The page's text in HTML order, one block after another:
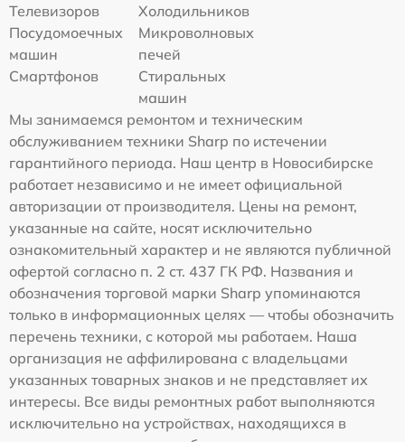
Телевизоров
Холодильников
Посудомоечных
машин
Микроволновых
печей
Смартфонов
Стиральных
машин
Мы занимаемся ремонтом и техническим
обслуживанием техники Sharp по истечении
гарантийного периода. Наш центр в Новосибирске
работает независимо и не имеет официальной
авторизации от производителя. Цены на ремонт,
указанные на сайте, носят исключительно
ознакомительный характер и не являются публичной
офертой согласно п. 2 ст. 437 ГК РФ. Названия и
обозначения торговой марки Sharp упоминаются
только в информационных целях — чтобы обозначить
перечень техники, с которой мы работаем. Наша
организация не аффилирована с владельцами
указанных товарных знаков и не представляет их
интересы. Все виды ремонтных работ выполняются
исключительно на устройствах, находящихся в